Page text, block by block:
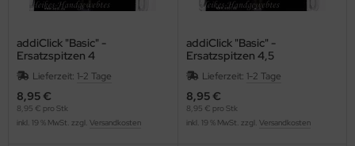
addiClick "Basic" -
Ersatzspitzen 4
Lieferzeit: 1-2 Tage
8,95 €
8,95 € pro Stk
inkl. 19 % MwSt. zzgl. Versandkosten
addiClick "Basic" -
Ersatzspitzen 4,5
Lieferzeit: 1-2 Tage
8,95 €
8,95 € pro Stk
inkl. 19 % MwSt. zzgl. Versandkosten